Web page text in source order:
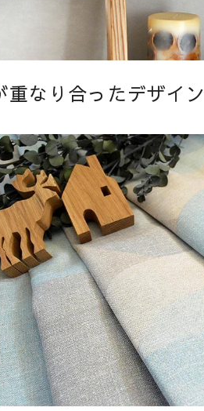
なり合ったデザイン